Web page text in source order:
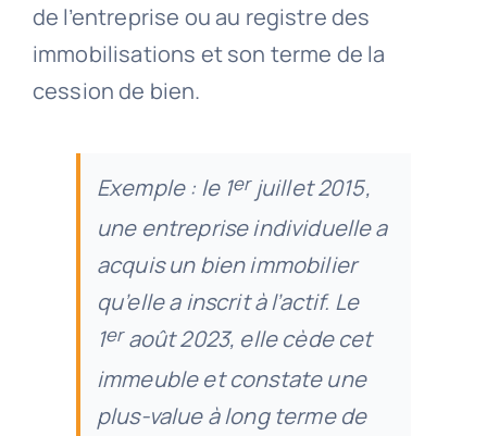
de l’entreprise ou au registre des
immobilisations et son terme de la
cession de bien.
Exemple : le 1erjuillet 2015,
une entreprise individuelle a
acquis un bien immobilier
qu’elle a inscrit à l’actif. Le
1eraoût 2023, elle cède cet
immeuble et constate une
plus-value à long terme de